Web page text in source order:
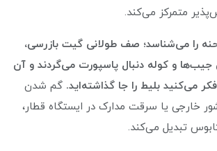
متمرکز می‌کند.
را می‌شناسد؛ صف طولانی گیت بازرسی،
و کوله دنبال پاسپورت می‌گردند و آن
می‌کنید بلیط را جا گذاشته‌اید. گم شدن
خارجی یا سرقت مدارک در ایستگاه قطار،
تبدیل می‌کند.